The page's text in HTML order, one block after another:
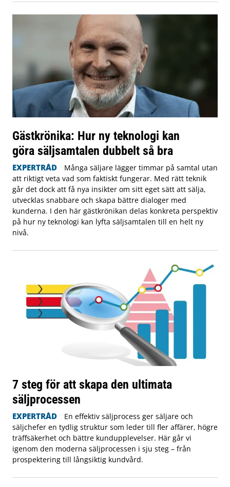
Gästkrönika: Hur ny teknologi kan
göra säljsamtalen dubbelt så bra
EXPERTRÅD
Många säljare lägger timmar på samtal utan
att riktigt veta vad som faktiskt fungerar. Med rätt teknik
går det dock att få nya insikter om sitt eget sätt att sälja,
utvecklas snabbare och skapa bättre dialoger med
kunderna. I den här gästkrönikan delas konkreta perspektiv
på hur ny teknologi kan lyfta säljsamtalen till en helt ny
nivå.
7 steg för att skapa den ultimata
säljprocessen
EXPERTRÅD
En effektiv säljprocess ger säljare och
säljchefer en tydlig struktur som leder till fler affärer, högre
träffsäkerhet och bättre kundupplevelser. Här går vi
igenom den moderna säljprocessen i sju steg – från
prospektering till långsiktig kundvård.